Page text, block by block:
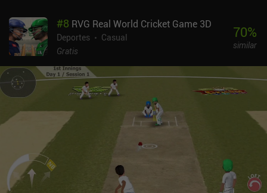
#8 RVG Real World Cricket Game 3D
Deportes
Casual
Gratis
70%
similar